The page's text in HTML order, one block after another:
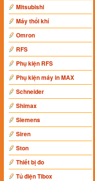
Mitsubishi
Máy thổi khí
Omron
RFS
Phụ kiện RFS
Phụ kiện máy in MAX
Schneider
Shimax
Siemens
Siren
Ston
Thiết bị đo
Tủ điện Tibox